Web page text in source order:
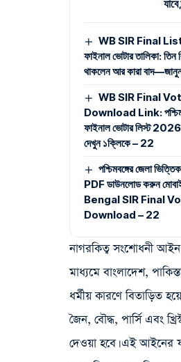
WB SIR Final List
ফাইনাল ভোটার তালিকা: তিন
থাকলেন আর কারা বাদ—জানুন
WB SIR Final
Download Link:
ফাইনাল ভোটার লিস্ট
দেখুন ১ক্লিকে – 22
পশ্চিমবঙ্গের জেলা
PDF ডাউনলোড করুন
Bengal SIR Final
Download – 22
নাগরকিত্ব সংশোধনী
মাধ্যমে বাংলাদেশ,
ধর্মীয় কারণে বিতাড়িত
জৈন, বৌদ্ধ, পার্সি এবং
দেওয়া হবে। এই